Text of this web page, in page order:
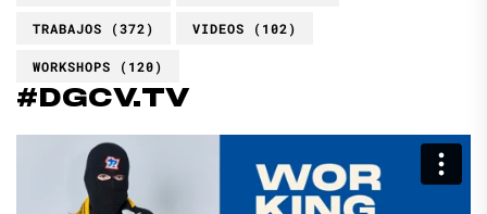
TRABAJOS (372) VIDEOS (102)
WORKSHOPS (120)
#DGCV.TV
Reproductor